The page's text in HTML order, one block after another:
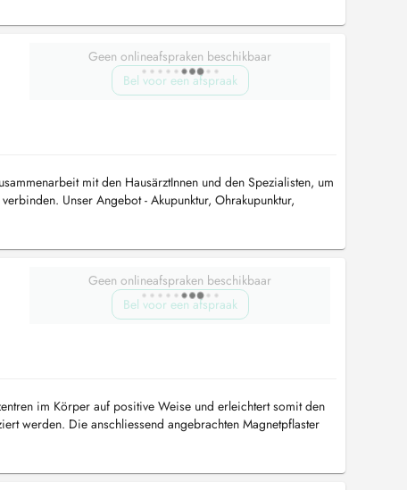
Geen onlineafspraken beschikbaar
Bel voor een afspraak
mit den HausärztInnen und den Spezialisten, um
Unser Angebot - Akupunktur, Ohrakupunktur,
Geen onlineafspraken beschikbaar
Bel voor een afspraak
im Körper auf positive Weise und erleichtert somit den
werden. Die anschliessend angebrachten Magnetpflaster